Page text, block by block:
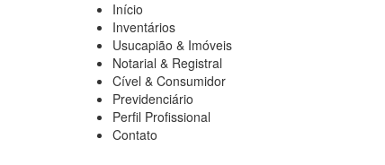
Navegação
principal
Início
Inventários
Usucapião & Imóveis
Notarial & Registral
Cível & Consumidor
Previdenciário
Perfil Profissional
Contato